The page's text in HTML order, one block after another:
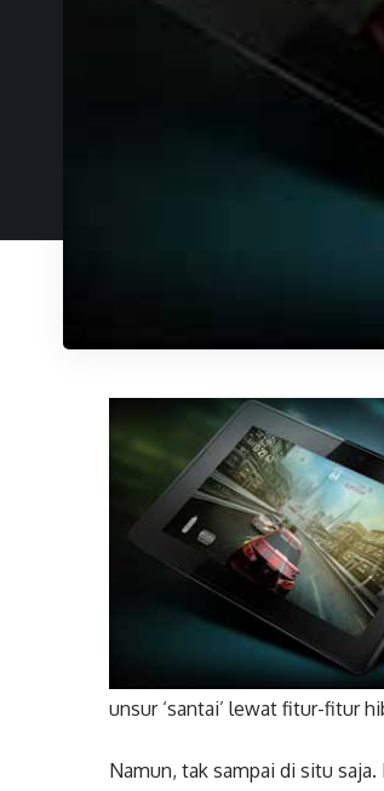
unsur ‘santai’ lewat fitur-fitur
Namun, tak sampai di situ